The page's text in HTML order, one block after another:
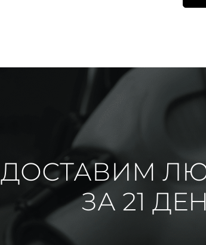
ДОСТАВИМ
ЗА 21